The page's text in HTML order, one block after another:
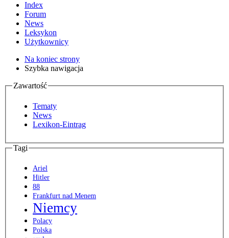
Index
Forum
News
Leksykon
Użytkownicy
Na koniec strony
Szybka nawigacja
Zawartość
Tematy
News
Lexikon-Eintrag
Tagi
Ariel
Hitler
88
Frankfurt nad Menem
Niemcy
Polacy
Polska